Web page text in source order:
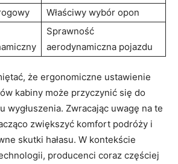
Właściwy⁢ wybór ⁤opon
Sprawność‌
aerodynamiczna pojazdu
że ergonomiczne ustawienie
kabiny może przyczynić‌ się do
wygłuszenia. ⁤Zwracając uwagę na⁣ te
⁢zwiększyć komfort podróży i
skutki ​hałasu. W kontekście
⁢producenci⁤ coraz częściej